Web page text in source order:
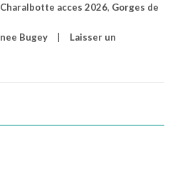
Charalbotte acces 2026, Gorges de
Bugey Laisser un